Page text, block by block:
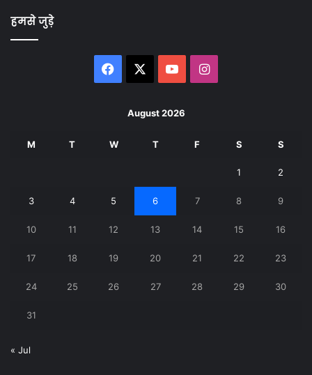
हमसे जुड़े
Facebook YouTubeInstagram
August 2026
M T W T F S S
1 2
3 4 5 6 7 8 9
10 11 12 13 14 15 16
17 18 19 20 21 22 23
24 25 26 27 28 29 30
31
« Jul